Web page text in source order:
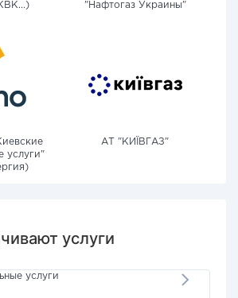
"Нафтогаз Украины"
услуги"
АТ "КИЇВГАЗ"
услуги
услуги